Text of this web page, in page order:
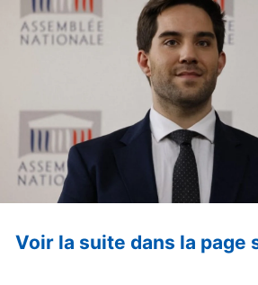
Voir la suite dans la